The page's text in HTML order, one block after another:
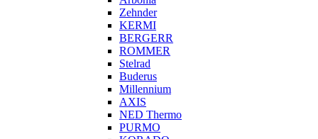
Zehnder
KERMI
BERGERR
ROMMER
Stelrad
Buderus
Millennium
AXIS
NED Thermo
PURMO